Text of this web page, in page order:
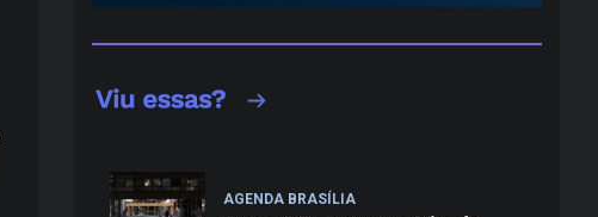
AGENDA BRASÍLIA